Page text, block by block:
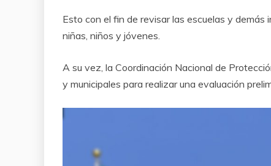
Esto con el fin de revisar las escuelas y
niñas, niños y jóvenes.
A su vez, la Coordinación Nacional de
y municipales para realizar una evaluación